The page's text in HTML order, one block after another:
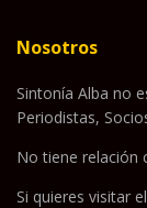
Nosotros
Sintonía Alba no
Periodistas,
No tiene relación
Si quieres visitar